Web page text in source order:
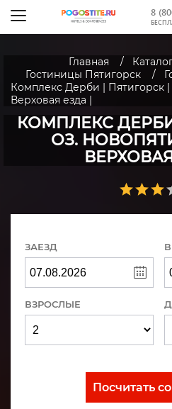
8
Главная
Гостиницы Пятигорск
Комплекс Дерби | Пятигорск |
Верховая езда |
КОМПЛЕКС
ОЗ.
ЗАЕЗД
ВЗРОСЛЫЕ
Посчитать